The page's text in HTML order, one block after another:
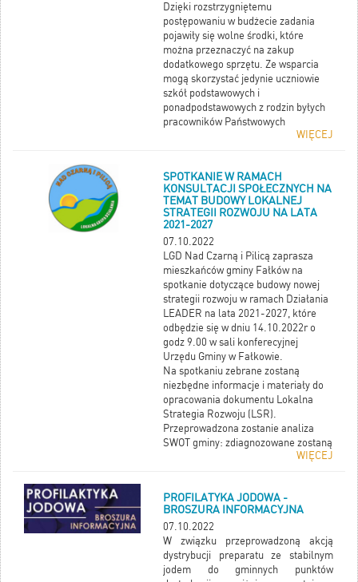
Dzięki rozstrzygniętemu
postępowaniu w budżecie zadania
pojawiły się wolne środki, które
można przeznaczyć na zakup
dodatkowego sprzętu. Ze wsparcia
mogą skorzystać jedynie uczniowie
szkół podstawowych i
ponadpodstawowych z rodzin byłych
pracowników Państwowych
DECYDUJE KOLEJNOŚĆ
PRAWIDŁOWO I KOMPLETNIE
PRZEKAZANYCH ZGŁOSZEŃ!
Prosimy o dostarczenie do dnia
21.10.2022r
dokumentów poświadczających:
WIĘCEJ
SPOTKANIE W RAMACH
KONSULTACJI SPOŁECZNYCH NA
TEMAT BUDOWY LOKALNEJ
STRATEGII ROZWOJU NA LATA
2021-2027
07.10.2022
LGD Nad Czarną i Pilicą zaprasza
mieszkańców gminy Fałków na
spotkanie dotyczące budowy nowej
strategii rozwoju w ramach Działania
LEADER na lata 2021-2027, które
odbędzie się w dniu 14.10.2022r o
godz 9.00 w sali konferecyjnej
Urzędu Gminy w Fałkowie.
Na spotkaniu zebrane zostaną
niezbędne informacje i materiały do
opracowania dokumentu Lokalna
Strategia Rozwoju (LSR).
Przeprowadzona zostanie analiza
SWOT gminy: zdiagnozowane zostaną
silne i słabe strony, perspektywy i
potrzeby społeczne, dokonana
zostanie identyfikacja grup
defaworyzowanych i analiza ich
sytuacji w odniesieniu do głównych
cech podejścia LEADER.
Dzięki spotkaniom wspólnie zostaną
WIĘCEJ
PROFILATYKA JODOWA -
BROSZURA INFORMACYJNA
07.10.2022
W związku przeprowadzoną akcją
dystrybucji preparatu ze stabilnym
jodem do gminnych punktów